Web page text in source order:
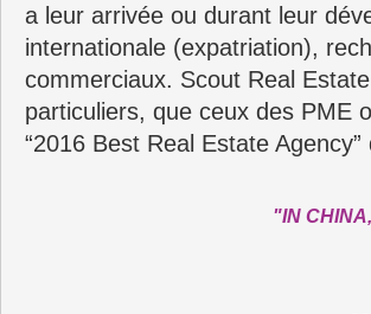
a leur arrivée ou durant leur
internationale (expatriation),
commerciaux. Scout Real
particuliers, que ceux des PME
“2016 Best Real Estate
"IN